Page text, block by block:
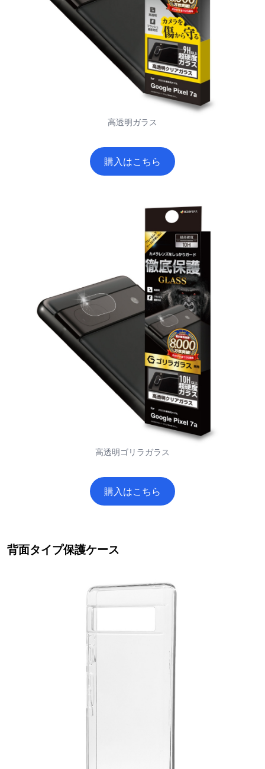
高透明ガラス
購入はこちら
高透明ゴリラガラス
購入はこちら
背面タイプ保護ケース